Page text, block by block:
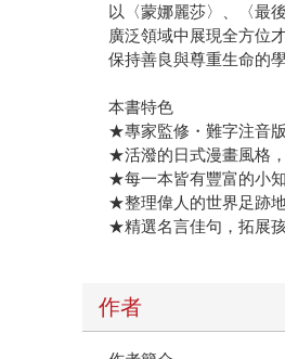
以〈蒙娜麗莎〉、〈最
廣泛領域中展現全方位
保持善良與尊重生命的學
本書特色
★專家監修・難字注音版
★活潑的日式漫畫風格
★每一本皆有豐富的小
★整理偉人的世界足跡
★精選名言佳句，拓展
作者